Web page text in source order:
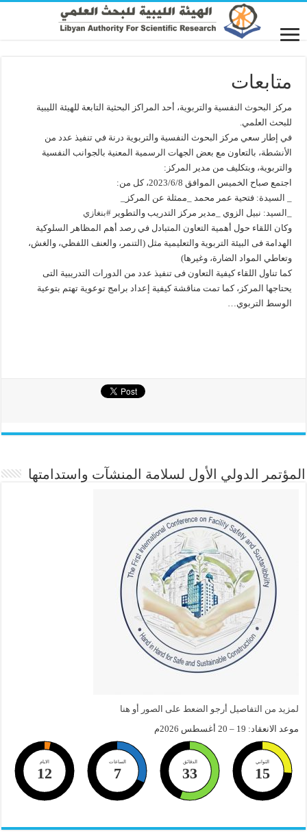
متابعات
مركز البحوث النفسية والتربوية، أحد المراكز البحثية التابعة للهيئة الليبية
للبحث العلمي.
في إطار سعي مركز البحوث النفسية والتربوية درنة في تنفيذ عدد من
الأنشطة، بالتعاون مع بعض الجهات الرسمية المعنية بالجوانب النفسية
والتربوية، وبتكليف من مدير المركز:
اجتمع صباح الخميس الموافق 2023/6/8، كل من:
_ السيدة: فتحية عمر محمد _ممثلة عن المركز_
_السيد: نبيل الزوي _مدير مركز التدريب والتطوير#بنغازي
وكان اللقاء حول أهمية التعاون المتبادل في رصد أهم المظاهر السلوكية
الهدامة فى البيئة التربوية والتعليمية مثل (التنمر، والعنف اللفظي، والغش،
وتعاطي المواد الضارة، وغيرها)
كما تناول اللقاء كيفية التعاون فى تنفيذ عدد من الدورات التدريبية التى
يحتاجها المركز، كما تمت مناقشة كيفية إعداد برامج توعوية تهتم بتوعية
الوسط التربوي…
المؤتمر الدولي الأول لسلامة المنشآت واستدامتها
لمزيد من التفاصيل أرجو الضعط على الصور أو هنا
موعد الانعقاد: 19 – 20 أغسطس 2026م
الايام
12
الساعات
7
الدقائق
33
الثواني
15